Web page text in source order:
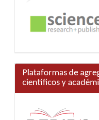
Plataformas de
científicos y